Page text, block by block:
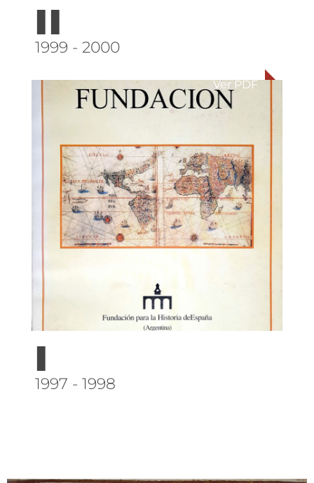
II
1999 - 2000
Ver PDF
I
1997 - 1998